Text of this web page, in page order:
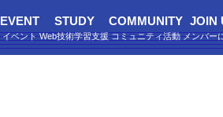
EVENT STUDY COMMUNITY JOIN